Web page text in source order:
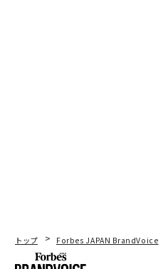
トップ Forbes JAPAN BrandVoice